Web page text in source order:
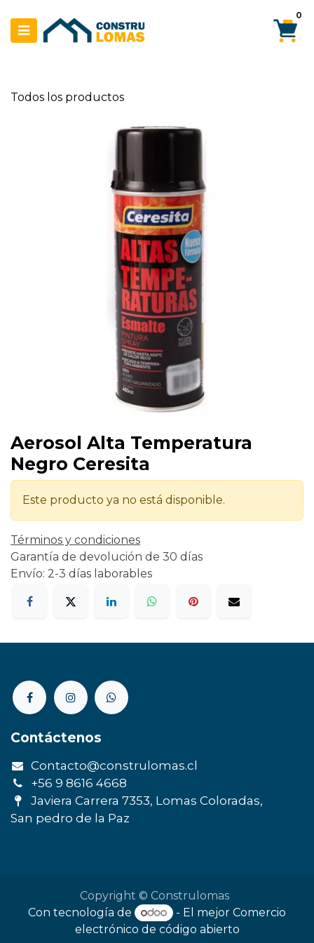
0
Todos los productos
Aerosol Alta Temperatura
Negro Ceresita
Este producto ya no está disponible.
Términos y condiciones
Garantía de devolución de 30 días
Envío: 2-3 días laborables
Contáctenos
Contacto@construlomas.cl
+56 9 8616 4668
Javiera Carrera 7353, Lomas Coloradas,
San pedro de la Paz
Copyright © Construlomas
Con tecnología de
- El mejor Comercio
electrónico de código abierto